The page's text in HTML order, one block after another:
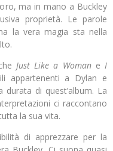
ma in mano a Buckley
proprietà. Le parole
la vera magia sta nella
Just Like a WomaneI
appartenenti a Dylan e
di quest’album. La
ci raccontano
la sua vita.
di apprezzare per la